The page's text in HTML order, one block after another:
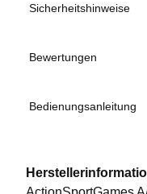
Sicherheitshinweise
Bewertungen
Bedienungsanleitung